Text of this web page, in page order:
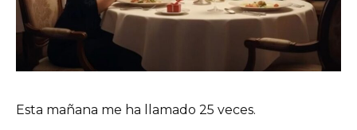
Esta mañana me ha llamado 25 veces.